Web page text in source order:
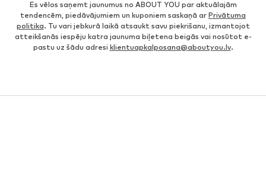
Es vēlos saņemt jaunumus no ABOUT YOU par aktuālajām
tendencēm, piedāvājumiem un kuponiem saskaņā ar Privātuma
politika. Tu vari jebkurā laikā atsaukt savu piekrišanu, izmantojot
atteikšanās iespēju katra jaunuma biļetena beigās vai nosūtot e-
pastu uz šādu adresi klientuapkalposana@aboutyou.lv.